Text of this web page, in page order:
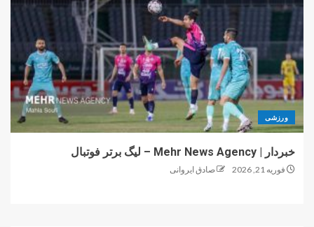
ورزشی
خبردار | Mehr News Agency – لیگ برتر فوتبال
فوریه 21, 2026 صادق ایروانی